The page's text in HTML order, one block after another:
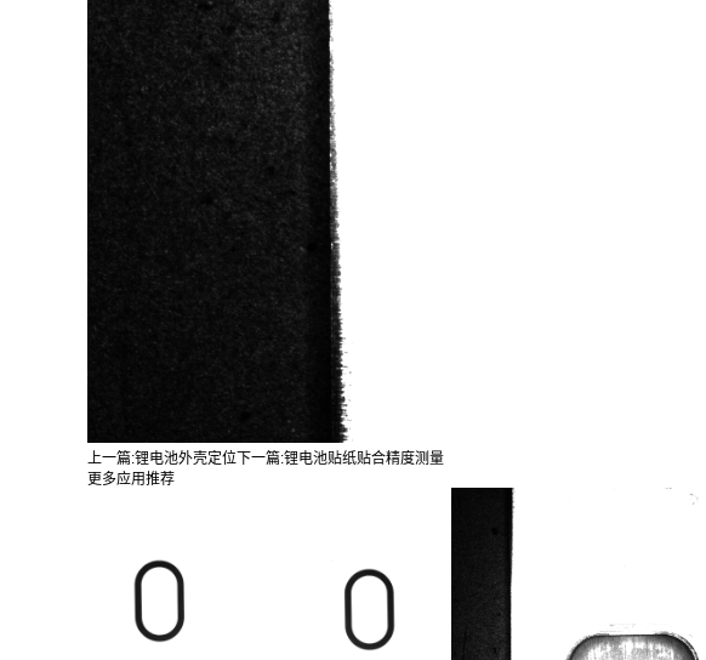
上一篇:锂电池外壳定位下一篇:锂电池贴纸贴合精度测量
更多应用推荐